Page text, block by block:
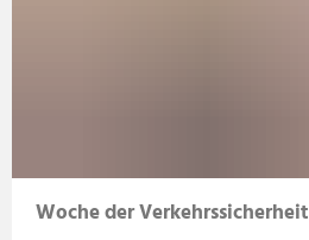
Woche der Verkehrssicherheit